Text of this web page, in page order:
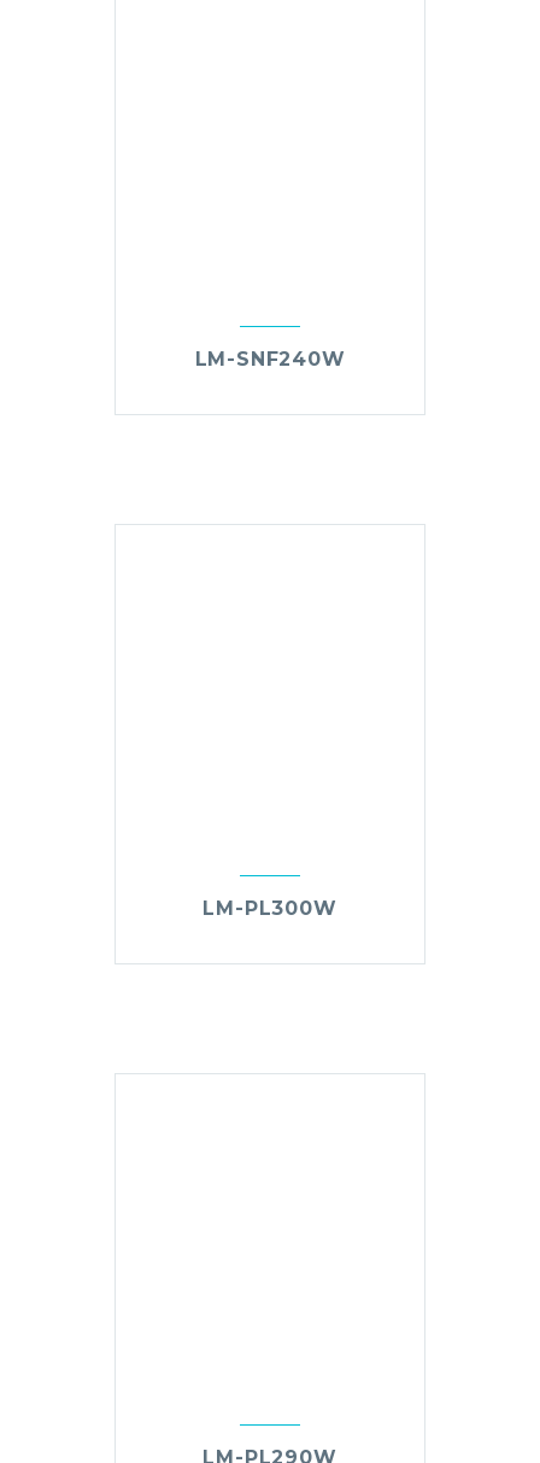
LM-SNF240W
LM-PL300W
LM-PL290W